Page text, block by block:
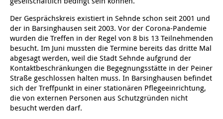
Kindertagesstätte Schneiderberg
Kindertagesstätte Sylter Weg
Kindertagesstätte Tresckowstraße
Kindertagesstätte Voltmerstraße
Offene Sprach-Sprechstunde
Familienzentrum
Kindertagesstätte Mühenkamp / Familienzentrum
Kindertagesstätte Petermannstraße /
Familienzentrum
Kindertagesstätte Pfarrlandplatz
Der Gesprächskreis existiert in Sehnde schon seit 2001 und
der in Barsinghausen seit 2003. Vor der Corona-Pandemie
wurden die Treffen in der Regel von 8 bis 13 Teilnehmenden
besucht. Im Juni mussten die Termine bereits das dritte Mal
abgesagt werden, weil die Stadt Sehnde aufgrund der
Kontaktbeschränkungen die Begegnungsstätte in der Peiner
Straße geschlossen halten muss. In Barsinghausen befindet
sich der Treffpunkt in einer stationären Pflegeeinrichtung,
die von externen Personen aus Schutzgründen nicht
besucht werden darf.